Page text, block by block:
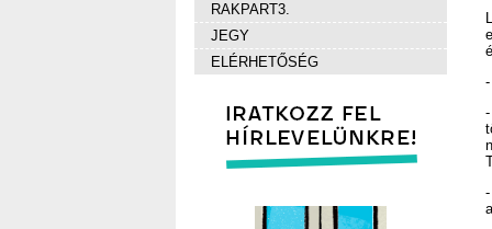
RAKPART3.
JEGY
ELÉRHETŐSÉG